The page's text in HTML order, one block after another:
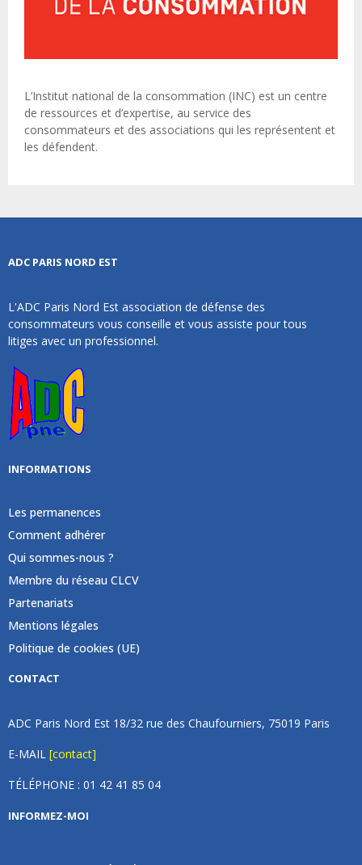
L’Institut national de la consommation (INC) est un centre
de ressources et d’expertise, au service des
consommateurs et des associations qui les représentent et
les défendent.
ADC PARIS NORD EST
L'ADC Paris Nord Est association de défense des
consommateurs vous conseille et vous assiste pour tous
litiges avec un professionnel.
INFORMATIONS
Les permanences
Comment adhérer
Qui sommes-nous ?
Membre du réseau CLCV
Partenariats
Mentions légales
Politique de cookies (UE)
CONTACT
ADC Paris Nord Est 18/32 rue des Chaufourniers, 75019 Paris
E-MAIL [contact]
TÉLÉPHONE : 01 42 41 85 04
INFORMEZ-MOI
Inscrivez vous à notre newsletter et recevez une fois par